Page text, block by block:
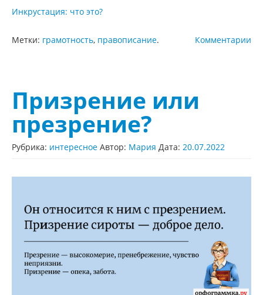
Инкрустация: что это?
Комментарии
Метки: грамотность, правописание.
Призрение или
презрение?
Рубрика: интересное Автор: Мария Дата: 20.07.2022